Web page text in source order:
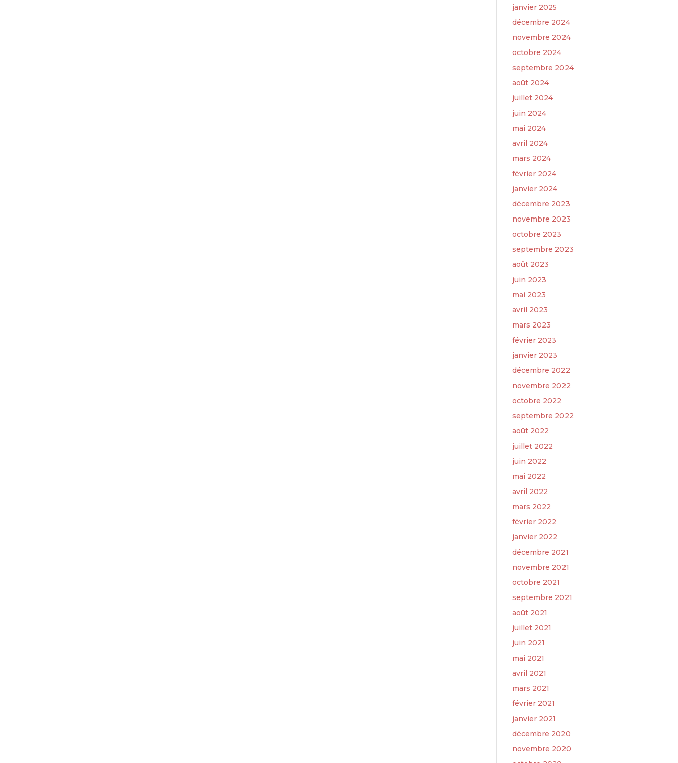
janvier 2025
décembre 2024
novembre 2024
octobre 2024
septembre 2024
août 2024
juillet 2024
juin 2024
mai 2024
avril 2024
mars 2024
février 2024
janvier 2024
décembre 2023
novembre 2023
octobre 2023
septembre 2023
août 2023
juin 2023
mai 2023
avril 2023
mars 2023
février 2023
janvier 2023
décembre 2022
novembre 2022
octobre 2022
septembre 2022
août 2022
juillet 2022
juin 2022
mai 2022
avril 2022
mars 2022
février 2022
janvier 2022
décembre 2021
novembre 2021
octobre 2021
septembre 2021
août 2021
juillet 2021
juin 2021
mai 2021
avril 2021
mars 2021
février 2021
janvier 2021
décembre 2020
novembre 2020